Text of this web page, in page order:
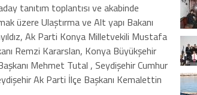
tanıtım toplantısı ve akabinde
üzere Ulaştırma ve Alt yapı Bakanı
Ak Parti Konya Milletvekili Mustafa
Remzi Kararslan, Konya Büyükşehir
Mehmet Tutal , Seydişehir Cumhur
Ak Parti İlçe Başkanı Kemalettin